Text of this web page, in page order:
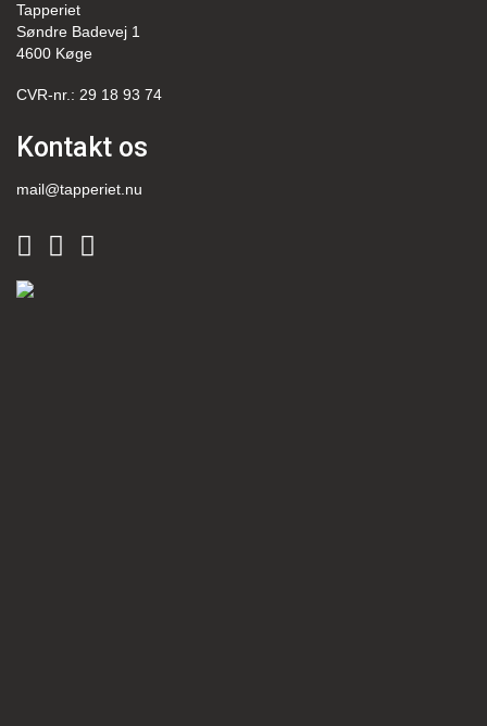
Tapperiet
Søndre Badevej 1
4600 Køge
CVR-nr.: 29 18 93 74
Kontakt os
mail@tapperiet.nu